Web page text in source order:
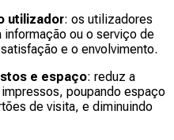
utilizador: os utilizadores
ou o serviço de
e o envolvimento.
e espaço: reduz a
poupando espaço
de visita, e diminuindo